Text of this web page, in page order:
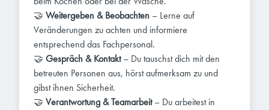
🤝 Weitergeben & Beobachten – Lerne auf
Veränderungen zu achten und informiere
entsprechend das Fachpersonal.
🤝 Gespräch & Kontakt – Du tauschst dich mit den
betreuten Personen aus, hörst aufmerksam zu und
gibst ihnen Sicherheit.
🤝 Verantwortung & Teamarbeit – Du arbeitest in